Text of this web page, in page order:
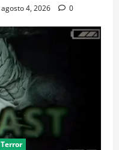
agosto 4, 2026 0
Terror